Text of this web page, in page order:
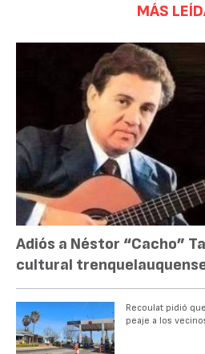
MÁS
Adiós a Néstor “Cacho”
cultural
Recoulat pidió
peaje a los